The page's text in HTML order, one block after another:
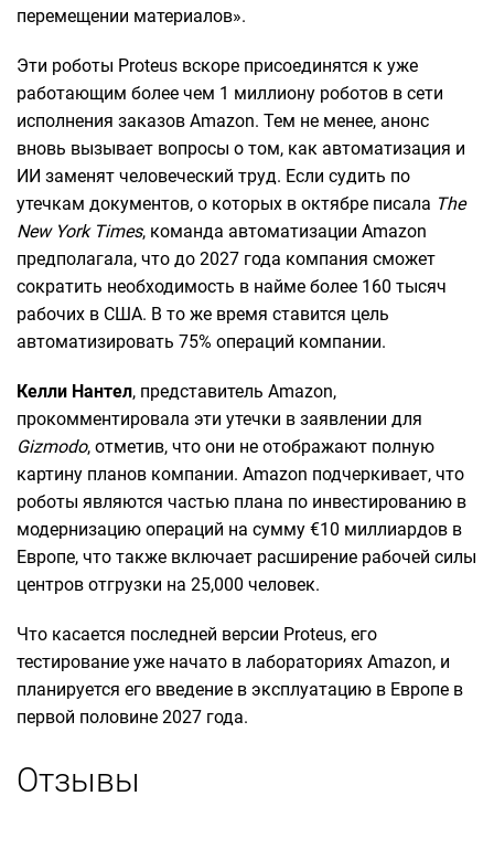
перемещении материалов».
Эти роботы Proteus вскоре присоединятся к уже
работающим более чем 1 миллиону роботов в сети
исполнения заказов Amazon. Тем не менее, анонс
вновь вызывает вопросы о том, как автоматизация и
ИИ заменят человеческий труд. Если судить по
утечкам документов, о которых в октябре писала The
New York Times, команда автоматизации Amazon
предполагала, что до 2027 года компания сможет
сократить необходимость в найме более 160 тысяч
рабочих в США. В то же время ставится цель
автоматизировать 75% операций компании.
Келли Нантел, представитель Amazon,
прокомментировала эти утечки в заявлении для
Gizmodo, отметив, что они не отображают полную
картину планов компании. Amazon подчеркивает, что
роботы являются частью плана по инвестированию в
модернизацию операций на сумму €10 миллиардов в
Европе, что также включает расширение рабочей силы
центров отгрузки на 25,000 человек.
Что касается последней версии Proteus, его
тестирование уже начато в лабораториях Amazon, и
планируется его введение в эксплуатацию в Европе в
первой половине 2027 года.
Отзывы